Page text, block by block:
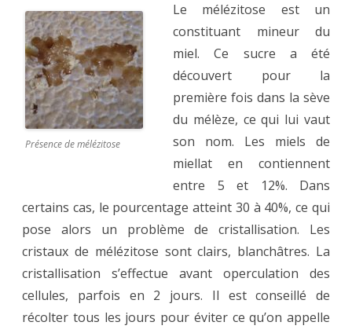
Présence de mélézitose
Le mélézitose est un
constituant mineur du
miel. Ce sucre a été
découvert pour la
première fois dans la sève
du mélèze, ce qui lui vaut
son nom. Les miels de
miellat en contiennent
entre 5 et 12%. Dans
certains cas, le pourcentage atteint 30 à 40%, ce qui
pose alors un problème de cristallisation. Les
cristaux de mélézitose sont clairs, blanchâtres. La
cristallisation s’effectue avant operculation des
cellules, parfois en 2 jours. Il est conseillé de
récolter tous les jours pour éviter ce qu’on appelle